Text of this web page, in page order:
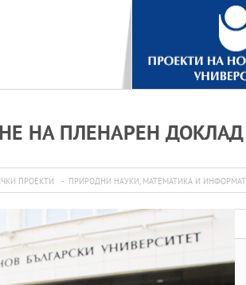
НА ПЛЕНАРЕН
ПРОЕКТИ ПРИРОДНИ НАУКИ, МАТЕМАТИКА И